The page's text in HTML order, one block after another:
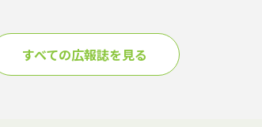
すべての広報誌を見る